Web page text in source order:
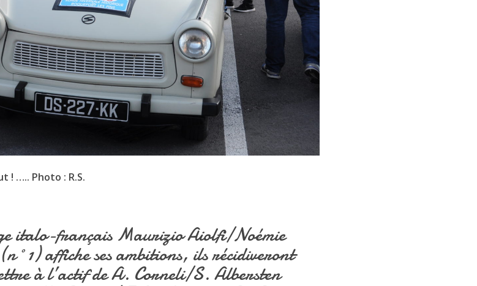
! ….. Photo : R.S.
italo-français Maurizio Aiolfi/Noémie
affiche ses ambitions, ils récidiveront
à l’actif de A. Corneli/S. Albersten